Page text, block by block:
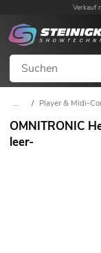
Verkauf
... / Player & Midi-
OMNITRONIC
leer-